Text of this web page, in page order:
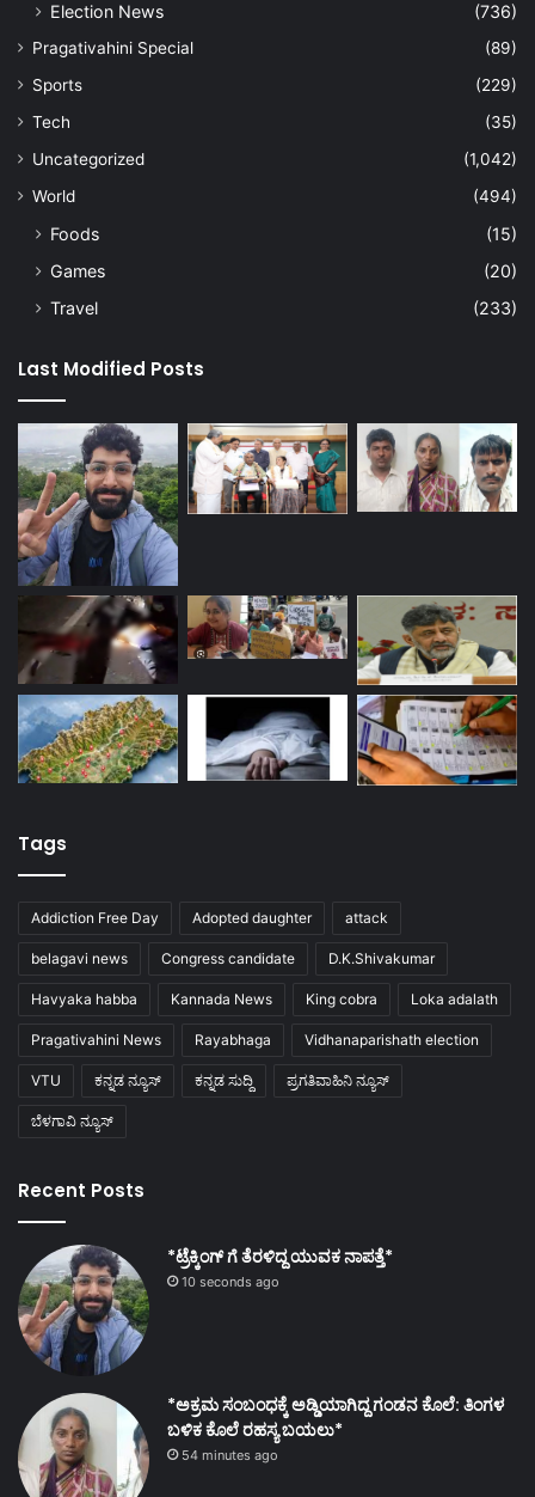
Election News (736)
Pragativahini Special
(89)
Sports
(229)
Tech
(35)
Uncategorized
(1,042)
World
(494)
Foods
(15)
Games
(20)
Travel
(233)
Last Modified Posts
Tags
Addiction Free Day Adopted daughter attack
belagavi news Congress candidate D.K.Shivakumar
Havyaka habba Kannada News King cobra Loka adalath
Pragativahini News Rayabhaga Vidhanaparishath election
VTU ಕನ್ನಡ ನ್ಯೂಸ್ ಕನ್ನಡ ಸುದ್ದಿ ಪ್ರಗತಿವಾಹಿನಿ ನ್ಯೂಸ್
ಬೆಳಗಾವಿ ನ್ಯೂಸ್
Recent Posts
*ಟ್ರೆಕ್ಕಿಂಗ್ ಗೆ ತೆರಳಿದ್ದ ಯುವಕ ನಾಪತ್ತೆ*
10 seconds ago
*ಅಕ್ರಮ ಸಂಬಂಧಕ್ಕೆ ಅಡ್ಡಿಯಾಗಿದ್ದ ಗಂಡನ ಕೊಲೆ: ತಿಂಗಳ
ಬಳಿಕ ಕೊಲೆ ರಹಸ್ಯ ಬಯಲು*
54 minutes ago